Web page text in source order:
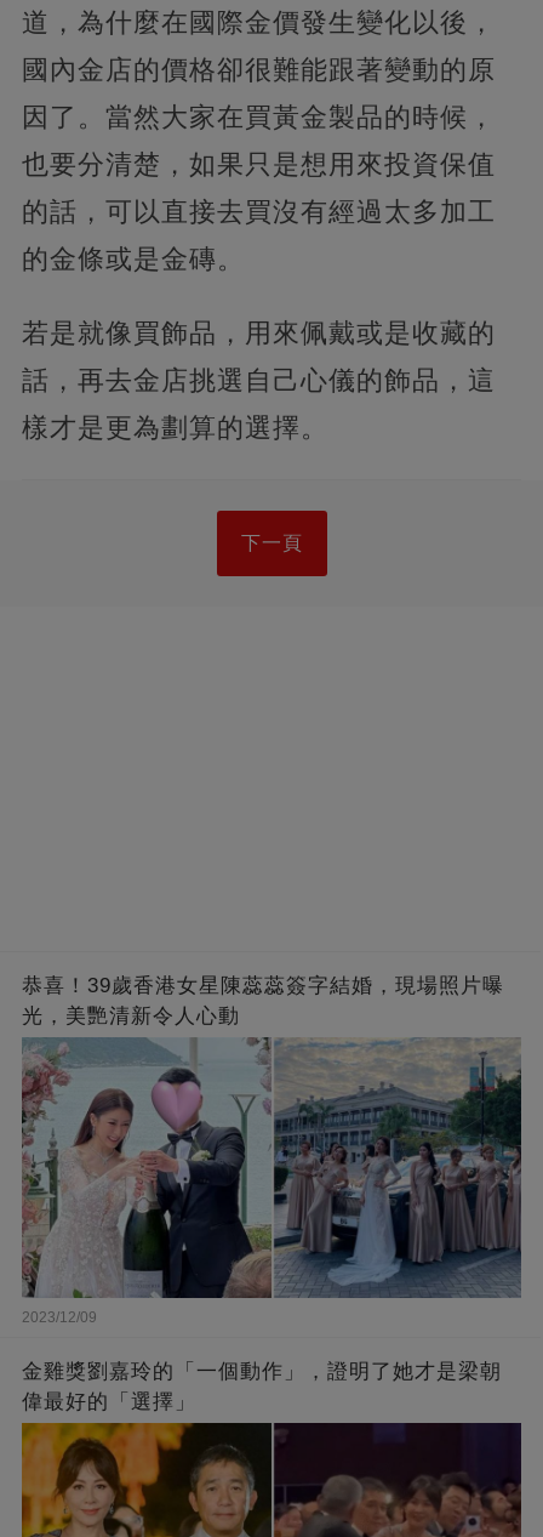
道，為什麼在國際金價發生變化以後，
國內金店的價格卻很難能跟著變動的原
因了。當然大家在買黃金製品的時候，
也要分清楚，如果只是想用來投資保值
的話，可以直接去買沒有經過太多加工
的金條或是金磚。
若是就像買飾品，用來佩戴或是收藏的
話，再去金店挑選自己心儀的飾品，這
樣才是更為劃算的選擇。
下一頁
恭喜！39歲香港女星陳蕊蕊簽字結婚，現場照片曝
光，美艷清新令人心動
2023/12/09
金雞獎劉嘉玲的「一個動作」，證明了她才是梁朝
偉最好的「選擇」